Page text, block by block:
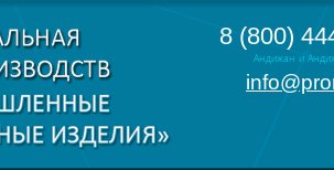
8 (800)
Андижан и